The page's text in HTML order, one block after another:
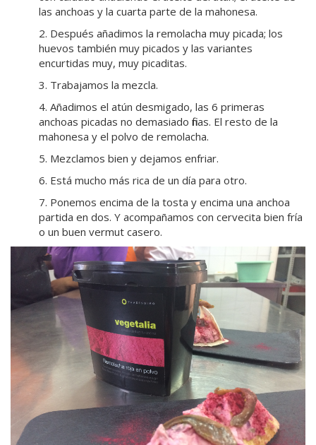
las anchoas y la cuarta parte de la mahonesa.
2. Después añadimos la remolacha muy picada; los
huevos también muy picados y las variantes
encurtidas muy, muy picaditas.
3. Trabajamos la mezcla.
4. Añadimos el atún desmigado, las 6 primeras
anchoas picadas no demasiado finas. El resto de la
mahonesa y el polvo de remolacha.
5. Mezclamos bien y dejamos enfriar.
6. Está mucho más rica de un día para otro.
7. Ponemos encima de la tosta y encima una anchoa
partida en dos. Y acompañamos con cervecita bien fría
o un buen vermut casero.